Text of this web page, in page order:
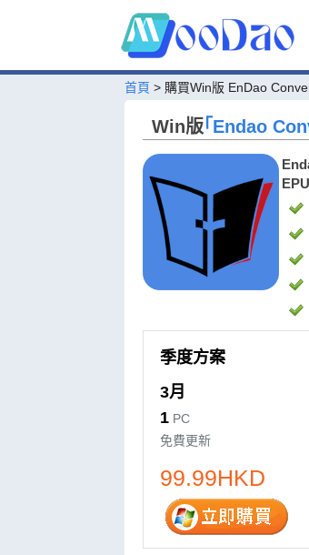
首頁 > 購買Win版 EnDao
Win版｢Endao
季度方案
3月
1 PC
免費更新
99.99HKD